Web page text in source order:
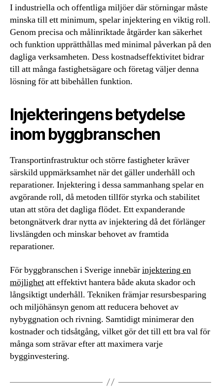
I industriella och offentliga miljöer där störningar måste
minska till ett minimum, spelar injektering en viktig roll.
Genom precisa och målinriktade åtgärder kan säkerhet
och funktion upprätthållas med minimal påverkan på den
dagliga verksamheten. Dess kostnadseffektivitet bidrar
till att många fastighetsägare och företag väljer denna
lösning för att bibehållen funktion.
Injekteringens betydelse
inom byggbranschen
Transportinfrastruktur och större fastigheter kräver
särskild uppmärksamhet när det gäller underhåll och
reparationer. Injektering i dessa sammanhang spelar en
avgörande roll, då metoden tillför styrka och stabilitet
utan att störa det dagliga flödet. Ett expanderande
betongnätverk drar nytta av injektering då det förlänger
livslängden och minskar behovet av framtida
reparationer.
För byggbranschen i Sverige innebärinjektering en
möjlighetatt effektivt hantera både akuta skador och
långsiktigt underhåll. Tekniken främjar resursbesparing
och miljöhänsyn genom att reducera behovet av
nybyggnation och rivning. Samtidigt minimerar den
kostnader och tidsåtgång, vilket gör det till ett bra val för
många som strävar efter att maximera varje
bygginvestering.